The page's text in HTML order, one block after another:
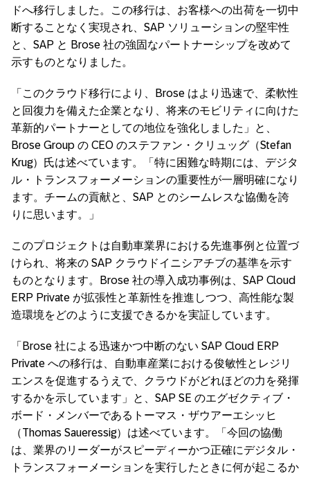
ドへ移行しました。この移行は、お客様への出荷を一切中
断することなく実現され、SAP ソリューションの堅牢性
と、SAP と Brose 社の強固なパートナーシップを改めて
示すものとなりました。
「このクラウド移行により、Brose はより迅速で、柔軟性
と回復力を備えた企業となり、将来のモビリティに向けた
革新的パートナーとしての地位を強化しました」と、
Brose Group の CEO のステファン・クリュッグ（Stefan
Krug）氏は述べています。「特に困難な時期には、デジタ
ル・トランスフォーメーションの重要性が一層明確になり
ます。チームの貢献と、SAP とのシームレスな協働を誇
りに思います。」
このプロジェクトは自動車業界における先進事例と位置づ
けられ、将来の SAP クラウドイニシアチブの基準を示す
ものとなります。Brose 社の導入成功事例は、SAP Cloud
ERP Private が拡張性と革新性を推進しつつ、高性能な製
造環境をどのように支援できるかを実証しています。
「Brose 社による迅速かつ中断のない SAP Cloud ERP
Private への移行は、自動車産業における俊敏性とレジリ
エンスを促進するうえで、クラウドがどれほどの力を発揮
するかを示しています」と、SAP SE のエグゼクティブ・
ボード・メンバーであるトーマス・ザウアーエシッヒ
（Thomas Saueressig）は述べています。「今回の協働
は、業界のリーダーがスピーディーかつ正確にデジタル・
トランスフォーメーションを実行したときに何が起こるか